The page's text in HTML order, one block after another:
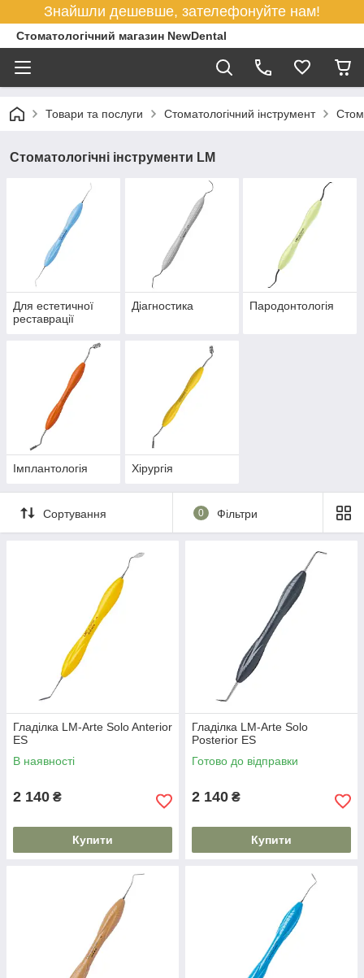
Знайшли дешевше, зателефонуйте нам!
Стоматологічний магазин NewDental
Товари та послуги Стоматологічний інструмент
Стоматологічні інструменти LM
Для естетичної
реставрації
Діагностика Пародонтологія
Імплантологія Хірургія
Сортування 0 Фільтри
Гладілка LM-Arte Solo Anterior
ES
В наявності
2 140 ₴
Купити
Гладілка LM-Arte Solo
Posterior ES
Готово до відправки
2 140 ₴
Купити